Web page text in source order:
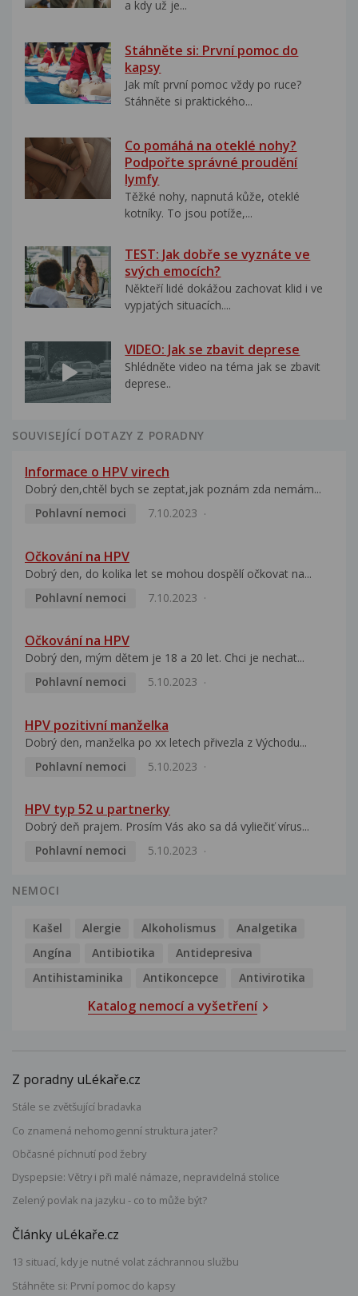
a kdy už je...
Stáhněte si: První pomoc do
kapsy
Jak mít první pomoc vždy po ruce?
Stáhněte si praktického...
Co pomáhá na oteklé nohy?
Podpořte správné proudění
lymfy
Těžké nohy, napnutá kůže, oteklé
kotníky. To jsou potíže,...
TEST: Jak dobře se vyznáte ve
svých emocích?
Někteří lidé dokážou zachovat klid i ve
vypjatých situacích....
VIDEO: Jak se zbavit deprese
Shlédněte video na téma jak se zbavit
deprese..
SOUVISEJÍCÍ DOTAZY Z PORADNY
Informace o HPV virech
Dobrý den,chtěl bych se zeptat,jak poznám zda nemám...
Pohlavní nemoci
7.10.2023
Očkování na HPV
Dobrý den, do kolika let se mohou dospělí očkovat na...
Pohlavní nemoci
7.10.2023
Očkování na HPV
Dobrý den, mým dětem je 18 a 20 let. Chci je nechat...
Pohlavní nemoci
5.10.2023
HPV pozitivní manželka
Dobrý den, manželka po xx letech přivezla z Východu...
Pohlavní nemoci
5.10.2023
HPV typ 52 u partnerky
Dobrý deň prajem. Prosím Vás ako sa dá vyliečiť vírus...
Pohlavní nemoci
5.10.2023
NEMOCI
Kašel Alergie Alkoholismus
Analgetika
Angína
Antibiotika
Antidepresiva
Antihistaminika
Antikoncepce Antivirotika
Katalog nemocí a vyšetření
Z poradny uLékaře.cz
Stále se zvětšující bradavka
Co znamená nehomogenní struktura jater?
Občasné píchnutí pod žebry
Dyspepsie: Větry i při malé námaze, nepravidelná stolice
Zelený povlak na jazyku - co to může být?
Články uLékaře.cz
13 situací, kdy je nutné volat záchrannou službu
Stáhněte si: První pomoc do kapsy